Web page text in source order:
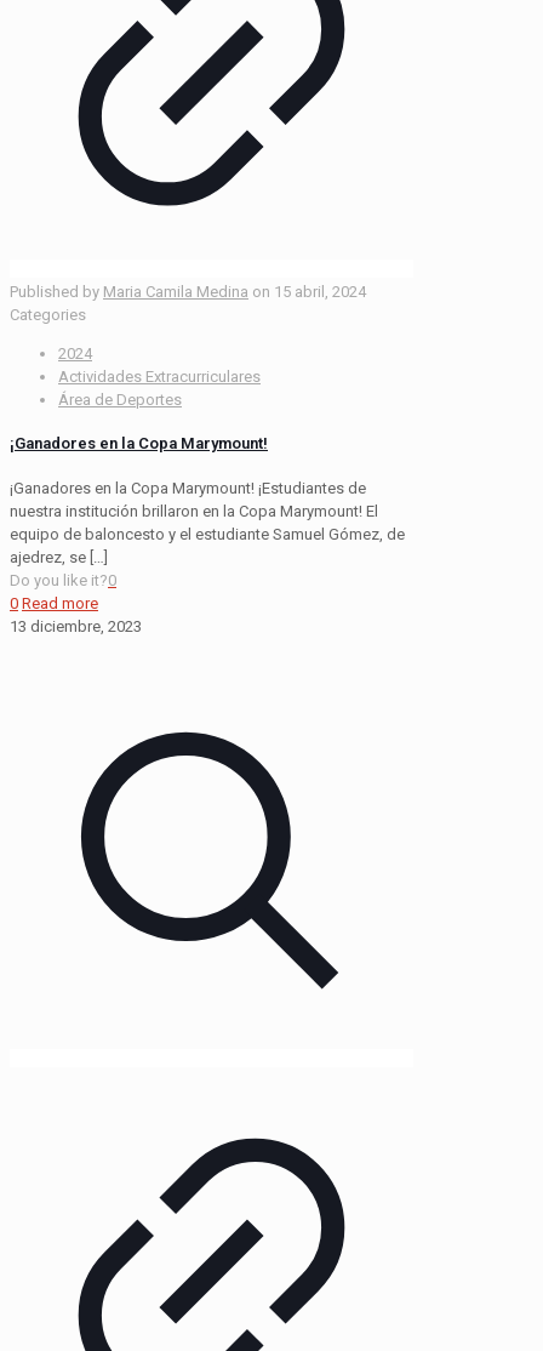
Published by Maria Camila Medina on 15 abril, 2024
Categories
2024
Actividades Extracurriculares
Área de Deportes
¡Ganadores en la Copa Marymount!
¡Ganadores en la Copa Marymount! ¡Estudiantes de
nuestra institución brillaron en la Copa Marymount! El
equipo de baloncesto y el estudiante Samuel Gómez, de
ajedrez, se […]
Do you like it?0
0 Read more
13 diciembre, 2023